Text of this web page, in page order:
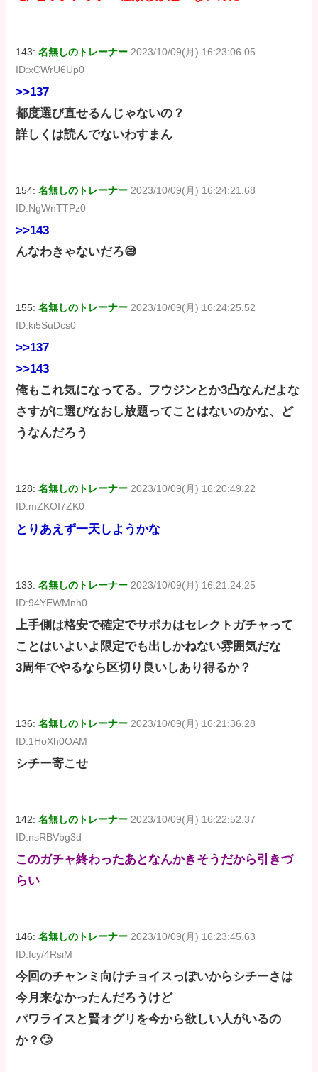
143:名無しのトレーナー 2023/10/09(月) 16:23:06.05
ID:xCWrU6Up0
>>137
都度選び直せるんじゃないの？
詳しくは読んでないわすまん
154:名無しのトレーナー 2023/10/09(月) 16:24:21.68
ID:NgWnTTPz0
>>143
んなわきゃないだろ😅
155:名無しのトレーナー 2023/10/09(月) 16:24:25.52
ID:ki5SuDcs0
>>137
>>143
俺もこれ気になってる。フウジンとか3凸なんだよな
さすがに選びなおし放題ってことはないのかな、ど
うなんだろう
128:名無しのトレーナー 2023/10/09(月) 16:20:49.22
ID:mZKOI7ZK0
とりあえず一天しようかな
133:名無しのトレーナー 2023/10/09(月) 16:21:24.25
ID:94YEWMnh0
上手側は格安で確定でサポカはセレクトガチャって
ことはいよいよ限定でも出しかねない雰囲気だな
3周年でやるなら区切り良いしあり得るか？
136:名無しのトレーナー 2023/10/09(月) 16:21:36.28
ID:1HoXh0OAM
シチー寄こせ
142:名無しのトレーナー 2023/10/09(月) 16:22:52.37
ID:nsRBVbg3d
このガチャ終わったあとなんかきそうだから引きづ
らい
146:名無しのトレーナー 2023/10/09(月) 16:23:45.63
ID:Icy/4RsiM
今回のチャンミ向けチョイスっぽいからシチーさは
今月来なかったんだろうけど
パワライスと賢オグリを今から欲しい人がいるの
か？🙄